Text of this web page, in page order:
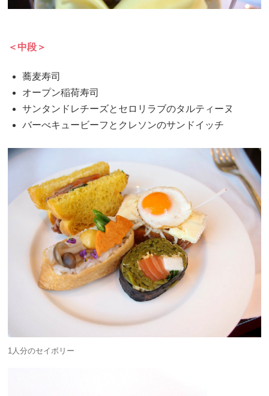
＜中段＞
蕎麦寿司
オープン稲荷寿司
サンタンドレチーズとセロリラブのタルティーヌ
バーべキュービーフとクレソンのサンドイッチ
1人分のセイボリー